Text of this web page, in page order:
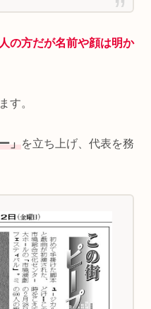
の方だが名前や顔は明か
す。
」を立ち上げ、代表を務